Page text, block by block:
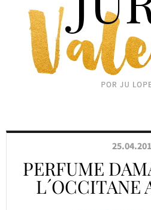
PERFUME
L´OCCITANE